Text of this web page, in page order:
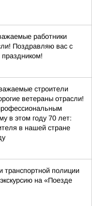
работники
Поздравляю вас с
строители
ветераны отрасли!
в этом году 70 лет:
в нашей стране
транспортной полиции
на «Поезде